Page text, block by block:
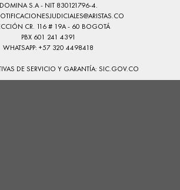
DOMINA S.A - NIT 830121796-4.
CR. 116 # 19A - 60 BOGOTÁ
PBX 601 241 4391
WHATSAPP: +57 320 4498418
DE SERVICIO Y GARANTÍA: SIC.GOV.CO